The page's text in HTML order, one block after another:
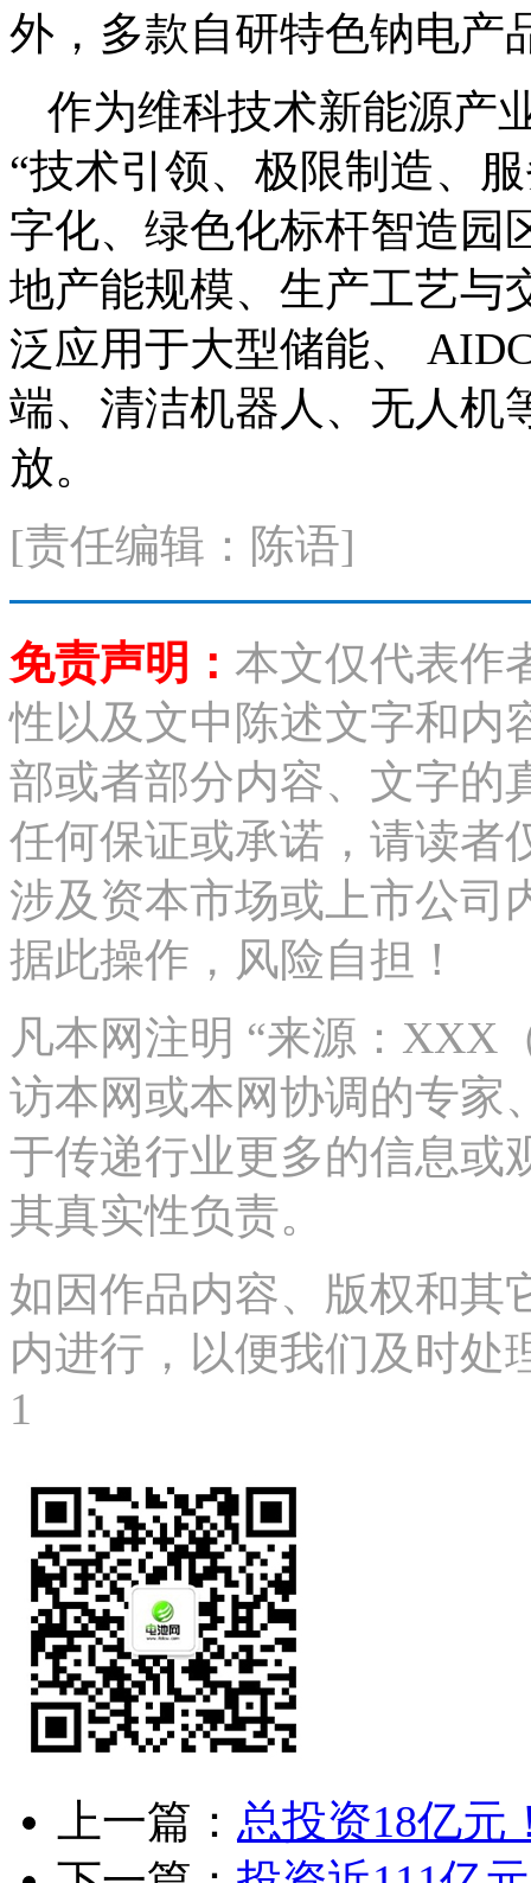
外，多款自研特色钠电产
作为维科技术新能源产
“技术引领、极限制造、
字化、绿色化标杆智造园
地产能规模、生产工艺与
泛应用于大型储能、
端、清洁机器人、无人机
放。
[责任编辑：陈语]
免责声明： 本文仅代表作
性以及文中陈述文字和内
部或者部分内容、文字的
任何保证或承诺，请读者
涉及资本市场或上市公司
据此操作，风险自担！
凡本网注明 “来源：XXX
访本网或本网协调的专家
于传递行业更多的信息或
其真实性负责。
如因作品内容、版权和其
内进行，以便我们及时处
1
上一篇： 总投资18亿元